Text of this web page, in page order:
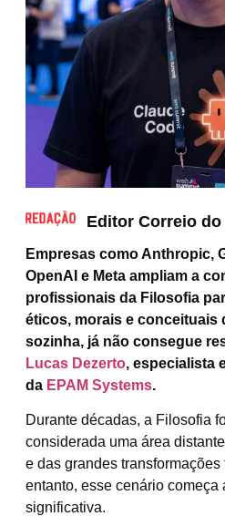
Editor Correio do
Empresas como Anthropic,
OpenAI e Meta ampliam a
profissionais da Filosofia
éticos, morais e conceituais
sozinha, já não consegue
Lucas Dezerto, especialista
da EPAM Systems.
Durante décadas, a Filosofia
considerada uma área
e das grandes
entanto, esse cenário começa
significativa.